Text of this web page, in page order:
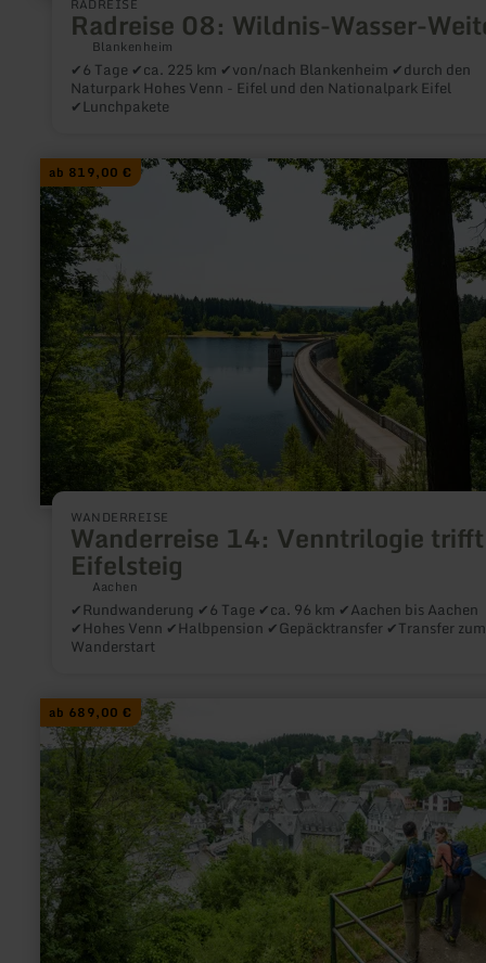
RADREISE
Radreise 08: Wildnis-Wasser-
Blankenheim
✔6 Tage ✔ca. 225 km ✔von/nach Blankenheim ✔durch den
Naturpark Hohes Venn - Eifel und den Nationalpark Eifel
✔Lunchpakete
ab 819,00 €
WANDERREISE
Wanderreise 14: Venntrilogie trifft
Eifelsteig
Aachen
✔Rundwanderung ✔6 Tage ✔ca. 96 km ✔Aachen bis Aachen
✔Hohes Venn ✔Halbpension ✔Gepäcktransfer ✔Transfer zum
Wanderstart
mehr
erfahren
zu:
Wanderreise
14:
Venntrilogie
trifft
Eifelsteig
ab 689,00 €
mehr
erfahren
zu:
Wanderreise
21:
Eifelsteig
kurzen
Etappen
Monschau
-
Kloster
Steinfeld